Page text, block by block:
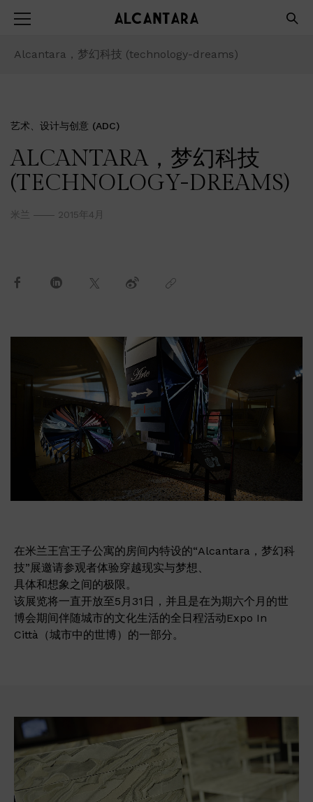
Alcantara，梦幻科技 (technology-dreams)
艺术、设计与创意 (ADC)
ALCANTARA，梦幻科技
(TECHNOLOGY-DREAMS)
米兰 2015年4月
在米兰王宫王子公寓的房间内特设的“Alcantara，梦幻科
技”展邀请参观者体验穿越现实与梦想、
具体和想象之间的极限。
该展览将一直开放至5月31日，并且是在为期六个月的世
博会期间伴随城市的文化生活的全日程活动Expo In
Città（城市中的世博）的一部分。